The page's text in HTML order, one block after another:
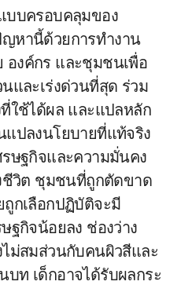
บบครอบคลุมของ
หานี้ด้วยการทำงาน
องค์กร และชุมชนเพื่อ
และเร่งด่วนที่สุด ร่วม
ที่ใช้ได้ผล และแปลหลัก
แปลงนโยบายที่แท้จริง
ษฐกิจและความมั่นคง
ชีวิต ชุมชนที่ถูกตัดขาด
ถูกเลือกปฏิบัติจะมี
ฐกิจน้อยลง ช่องว่าง
ไม่สมส่วนกับคนผิวสีและ
ท เด็กอาจได้รับผลกระ